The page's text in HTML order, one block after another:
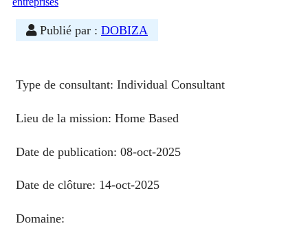
Publié par : DOBIZA
Type de consultant: Individual Consultant
Lieu de la mission: Home Based
Date de publication: 08-oct-2025
Date de clôture: 14-oct-2025
Domaine: